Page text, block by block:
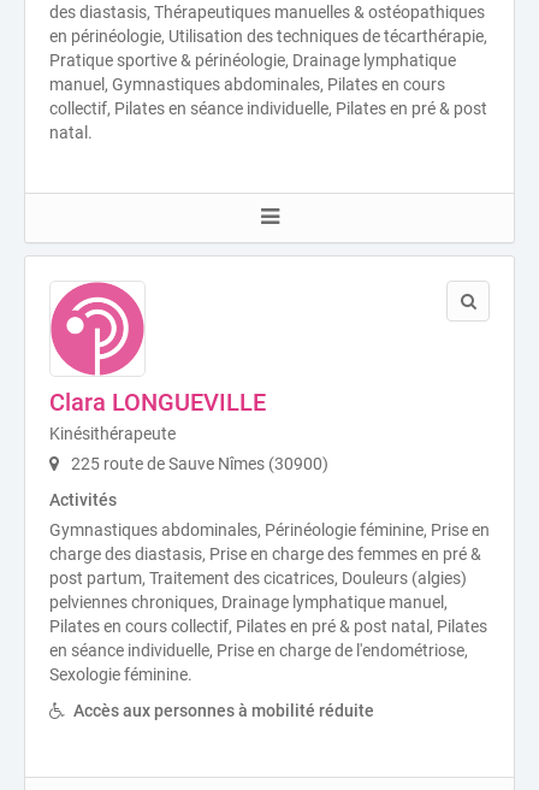
des diastasis, Thérapeutiques manuelles & ostéopathiques
en périnéologie, Utilisation des techniques de técarthérapie,
Pratique sportive & périnéologie, Drainage lymphatique
manuel, Gymnastiques abdominales, Pilates en cours
collectif, Pilates en séance individuelle, Pilates en pré & post
natal.
Clara LONGUEVILLE
Kinésithérapeute
225 route de Sauve Nîmes (30900)
Activités
Gymnastiques abdominales, Périnéologie féminine, Prise en
charge des diastasis, Prise en charge des femmes en pré &
post partum, Traitement des cicatrices, Douleurs (algies)
pelviennes chroniques, Drainage lymphatique manuel,
Pilates en cours collectif, Pilates en pré & post natal, Pilates
en séance individuelle, Prise en charge de l'endométriose,
Sexologie féminine.
Accès aux personnes à mobilité réduite